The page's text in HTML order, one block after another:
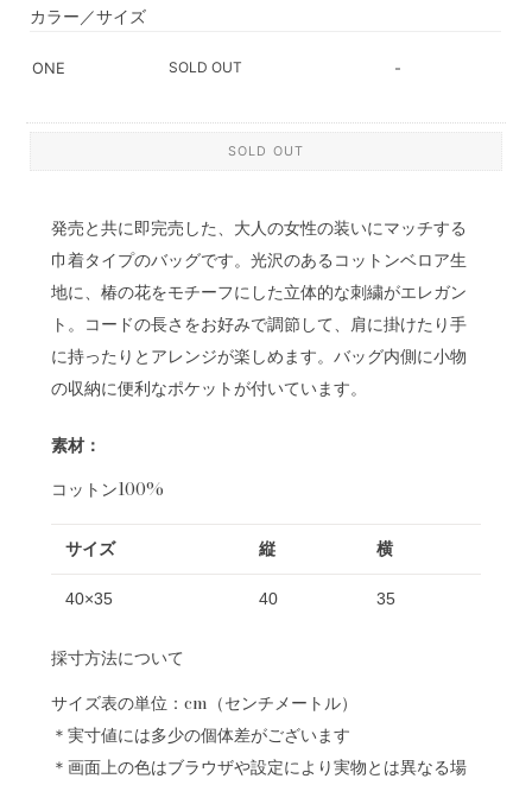
カラー／サイズ
ONE SOLD OUT -
SOLD OUT
発売と共に即完売した、大人の女性の装いにマッチする
巾着タイプのバッグです。光沢のあるコットンベロア生
地に、椿の花をモチーフにした立体的な刺繍がエレガン
ト。コードの長さをお好みで調節して、肩に掛けたり手
に持ったりとアレンジが楽しめます。バッグ内側に小物
の収納に便利なポケットが付いています。
素材：
コットン100%
サイズ 縦 横
40×35 40 35
採寸方法について
サイズ表の単位：cm（センチメートル）
＊実寸値には多少の個体差がございます
＊画面上の色はブラウザや設定により実物とは異なる場